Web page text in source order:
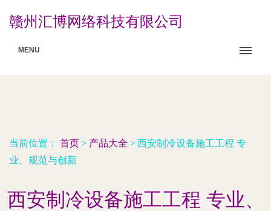
赣州汇博网络科技有限公司
MENU
当前位置： 首页 > 产品大全 > 西安制冷设备施工工程 专
业、规范与创新
西安制冷设备施工工程 专业、